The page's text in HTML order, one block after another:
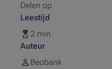
Delen op
Leestijd
2 min
Auteur
Beobank